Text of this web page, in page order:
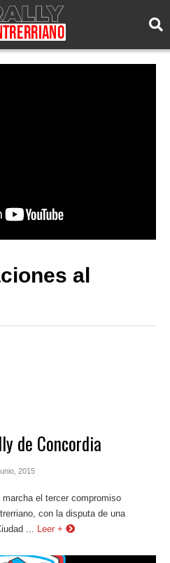
al
de Concordia
2015
el tercer compromiso
con la disputa de una
...
Leer +